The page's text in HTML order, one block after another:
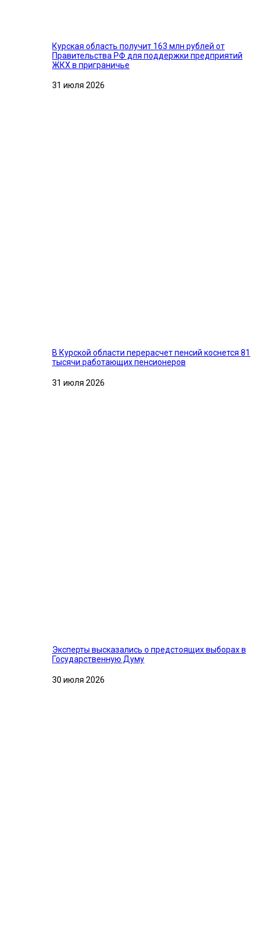
Курская область получит 163 млн рублей от
Правительства РФ для поддержки предприятий
ЖКХ в приграничье
31 июля 2026
В Курской области перерасчет пенсий коснется 81
тысячи работающих пенсионеров
31 июля 2026
Эксперты высказались о предстоящих выборах в
Государственную Думу
30 июля 2026